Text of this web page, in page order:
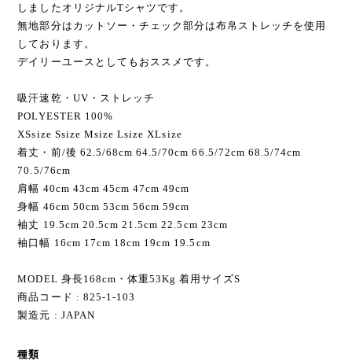
しましたオリジナルTシャツです。
無地部分はカットソー・チェック部分は布帛ストレッチを使用
しております。
デイリーユースとしてもおススメです。
吸汗速乾・UV・ストレッチ
POLYESTER 100%
XSsize Ssize Мsize Lsize XLsize
着丈・前/後 62.5/68cm 64.5/70cm 66.5/72cm 68.5/74cm
70.5/76cm
肩幅 40cm 43cm 45cm 47cm 49cm
身幅 46cm 50cm 53cm 56cm 59cm
袖丈 19.5cm 20.5cm 21.5cm 22.5cm 23cm
袖口幅 16cm 17cm 18cm 19cm 19.5cm
MODEL 身長168cm・体重53Kg 着用サイズS
商品コード : 825-1-103
製造元 : JAPAN
種類